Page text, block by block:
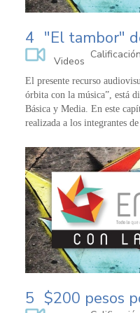
4 "El tambor"
Videos
Calificación
El presente recurso
órbita con la música”, está
Básica y Media. En este
realizada a los integrantes
5 $200 pesos